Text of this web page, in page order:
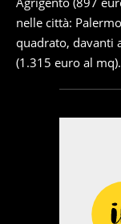
nelle città:
quadrato, davanti
(1.315 euro al mq).